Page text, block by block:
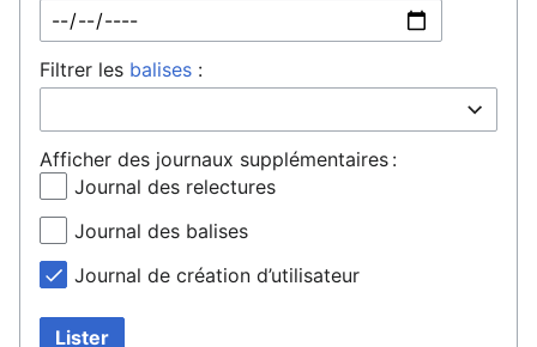
Filtrer les balises :
Afficher des journaux supplémentaires :
Journal des relectures
Journal des balises
Journal de création d’utilisateur
Lister